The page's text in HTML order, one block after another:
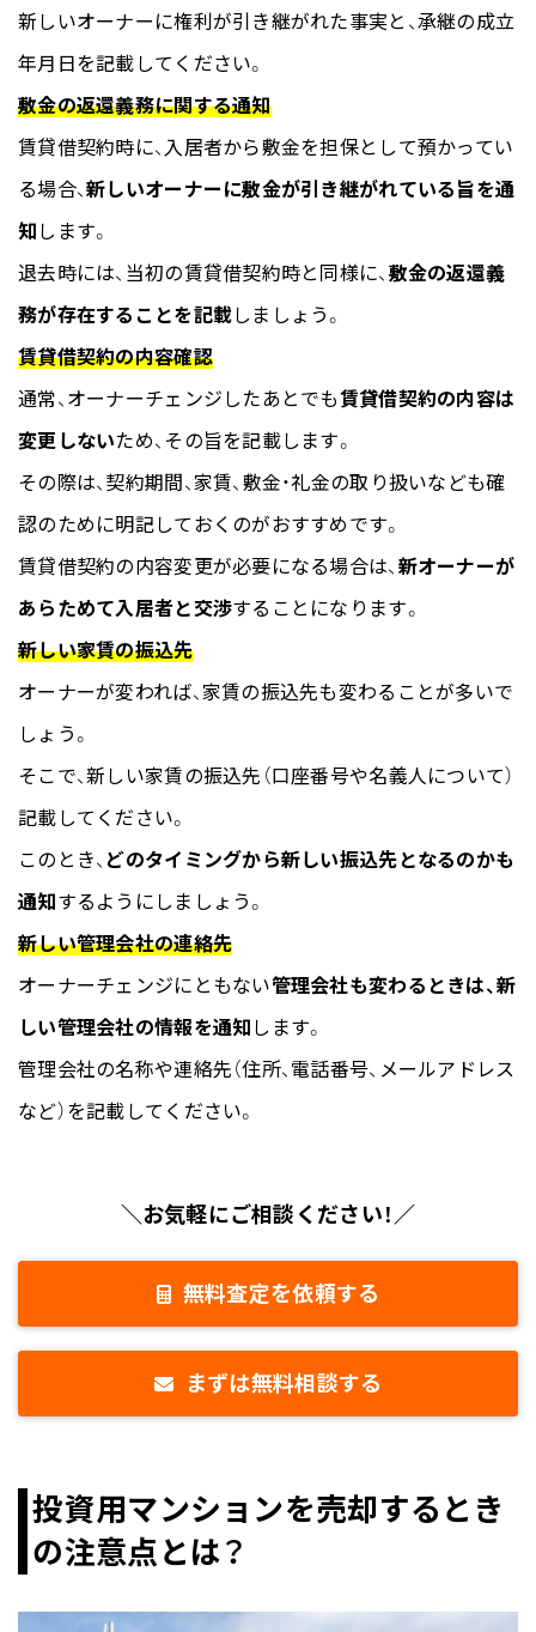
新しいオーナーに権利が引き継がれた事実と、承継の成立
年月日を記載してください。
敷金の返還義務に関する通知
賃貸借契約時に、入居者から敷金を担保として預かってい
る場合、新しいオーナーに敷金が引き継がれている旨を通
知 します。
退去時には、当初の賃貸借契約時と同様に、 敷金の返還義
務が存在することを記載しましょう。
賃貸借契約の内容確認
通常、オーナーチェンジしたあとでも賃貸借契約の内容は
変更しないため、その旨を記載します。
その際は、契約期間、家賃、敷金・礼金の取り扱いなども確
認のために明記しておくのがおすすめです。
賃貸借契約の内容変更が必要になる場合は、 新オーナーが
あらためて入居者と交渉することになります。
新しい家賃の振込先
オーナーが変われば、家賃の振込先も変わることが多いで
しょう。
そこで、新しい家賃の振込先（口座番号や名義人について）
記載してください。
このとき、 どのタイミングから新しい振込先となるのかも
通知するようにしましょう。
新しい管理会社の連絡先
オーナーチェンジにともない管理会社も変わるときは、新
しい管理会社の情報を通知 します。
管理会社の名称や連絡先（住所、電話番号、メールアドレス
など）を記載してください。
＼お気軽にご相談ください！／
無料査定を依頼する
まずは無料相談する
投資用マンションを売却するとき
の注意点とは？